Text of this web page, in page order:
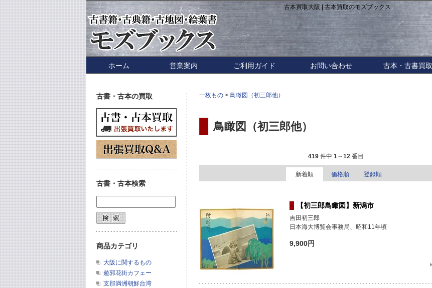
古本買取大阪 | 古本買取のモズブックス
ホーム 営業案内 ご利用ガイド お問い合わせ 古本・古書買取
一枚もの > 鳥瞰図（初三郎他）
鳥瞰図（初三郎他）
419件中 1～12番目
新着順 価格順 登録順
【初三郎鳥瞰図】新潟市
吉田初三郎
日本海大博覧会事務局、昭和11年頃
9,900円
古書・古本の買取
古書・古本検索
商品カテゴリ
大阪に関するもの
遊郭花街カフェー
支那満洲朝鮮台湾